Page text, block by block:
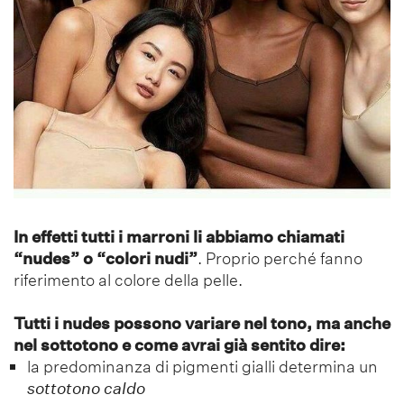
In effetti tutti i marroni li abbiamo chiamati
“nudes” o “colori nudi”. Proprio perché fanno
riferimento al colore della pelle.
Tutti i nudes possono variare nel tono, ma anche
nel sottotono e come avrai già sentito dire:
la predominanza di pigmenti gialli determina un
sottotono caldo